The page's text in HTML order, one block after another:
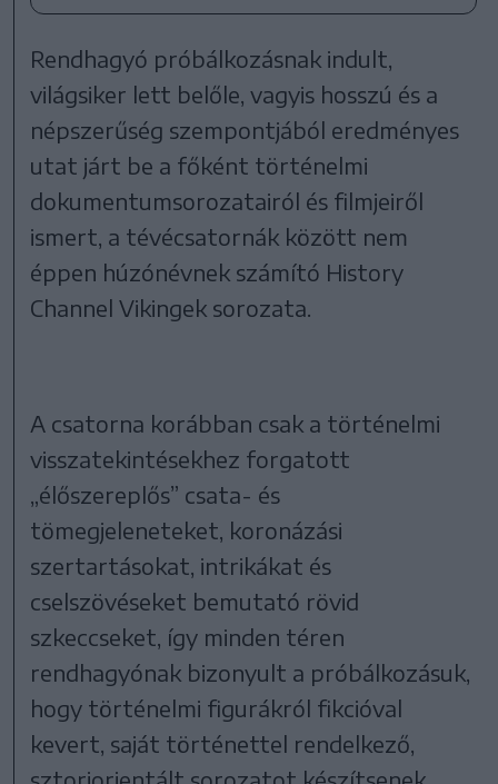
Rendhagyó próbálkozásnak indult,
világsiker lett belőle, vagyis hosszú és a
népszerűség szempontjából eredményes
utat járt be a főként történelmi
dokumentumsorozatairól és filmjeiről
ismert, a tévécsatornák között nem
éppen húzónévnek számító History
Channel Vikingek sorozata.
A csatorna korábban csak a történelmi
visszatekintésekhez forgatott
„élőszereplős” csata- és
tömegjeleneteket, koronázási
szertartásokat, intrikákat és
cselszövéseket bemutató rövid
szkeccseket, így minden téren
rendhagyónak bizonyult a próbálkozásuk,
hogy történelmi figurákról fikcióval
kevert, saját történettel rendelkező,